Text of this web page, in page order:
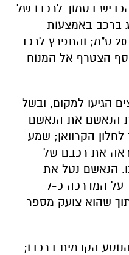
בסמוך לרכבו של
ברכב באמצעות
מפתח צינורות בגודל של כ-20 ס"מ; והתפרץ לרכב
הצטרף אל המנוח
הגיעו למקום, ובשל
הנאשם את הנאשם
הקרוואן; שמע
את רכבם של
הנאשם נטל את
אקדחו; יצא מהקרוואן; צעד על המדרכה כ-7
שהוא צועק מספר
הקדמית ברכבו;